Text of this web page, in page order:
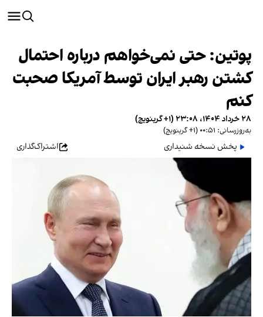
پوتین: حتی نمی‌خواهم درباره احتمال
کشتن رهبر ایران توسط آمریکا صحبت
کنم
۲۸ خرداد ۱۴۰۴، ۲۳:۰۸ (‎+۱ گرینویچ)
به‌روزرسانی: ۰۰:۵۱ (‎+۱ گرینویچ)
پخش نسخه شنیداری اشتراک‌گذاری